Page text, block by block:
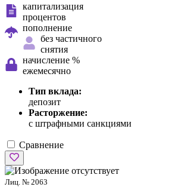
капитализация
процентов
пополнение
без частичного
снятия
начисление %
ежемесячно
Тип вклада:
депозит
Расторжение:
с штрафными санкциями
Сравнение
Лиц. № 2063